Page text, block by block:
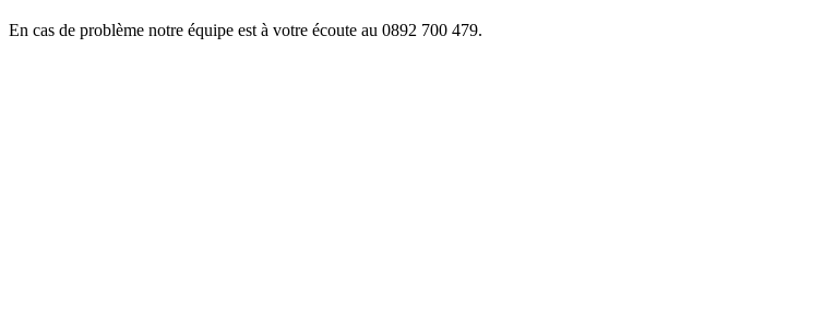
En cas de problème notre équipe est à votre écoute au 0892 700 479.